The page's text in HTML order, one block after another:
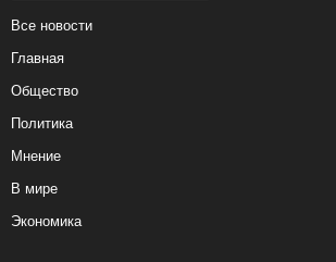
Все новости
Главная
Общество
Политика
Мнение
В мире
Экономика